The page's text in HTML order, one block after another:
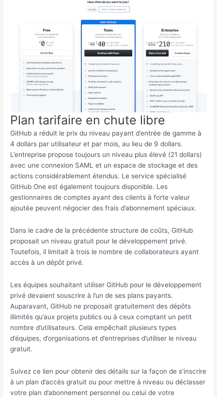
Plan tarifaire en chute libre
GitHub a réduit le prix du niveau payant d’entrée de gamme à
4 dollars par utilisateur et par mois, au lieu de 9 dollars.
L’entreprise propose toujours un niveau plus élevé (21 dollars)
avec une connexion SAML et un espace de stockage et des
actions considérablement étendus. Le service spécialisé
GitHub One est également toujours disponible. Les
gestionnaires de comptes ayant des clients à forte valeur
ajoutée peuvent négocier des frais d’abonnement spéciaux.
Dans le cadre de la précédente structure de coûts, GitHub
proposait un niveau gratuit pour le développement privé.
Toutefois, il limitait à trois le nombre de collaborateurs ayant
accès à un dépôt privé.
Les équipes souhaitant utiliser GitHub pour le développement
privé devaient souscrire à l’un de ses plans payants.
Auparavant, GitHub ne proposait gratuitement des dépôts
illimités qu’aux projets publics ou à ceux comptant un petit
nombre d’utilisateurs. Cela empêchait plusieurs types
d’équipes, d’organisations et d’entreprises d’utiliser le niveau
gratuit.
Suivez ce lien pour obtenir des détails sur la façon de s’inscrire
à un plan d’accès gratuit ou pour mettre à niveau ou déclasser
votre plan d’abonnement personnel ou celui de votre